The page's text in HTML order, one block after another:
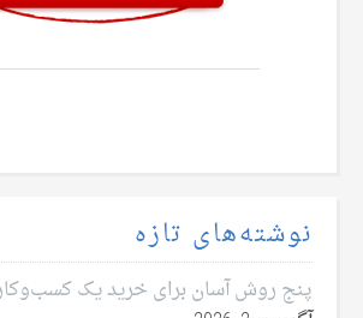
نوشته‌های تازه
پنج روش آسان برای خرید یک کسب‌وکار